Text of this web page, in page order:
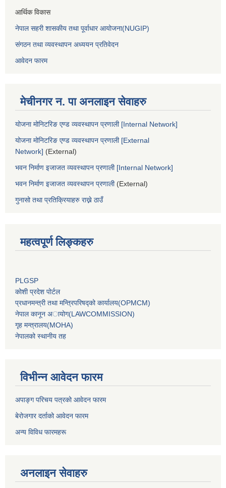
आर्थिक विकास
नेपाल सहरी शासकीय तथा पूर्वाधार आयोजना(NUGIP)
संगठन तथा व्यवस्थापन अध्ययन प्रतिवेदन
आवेदन फारम
मेचीनगर न. पा अनलाइन सेवाहरु
योजना मोनिटरिङ एण्ड व्यवस्थापन प्रणाली [Internal Network]
योजना मोनिटरिङ एण्ड व्यवस्थापन प्रणाली [External
Network] (External)
भवन निर्माण इजाजत व्यवस्थापन प्रणाली [Internal Network]
भवन निर्माण इजाजत व्यवस्थापन प्रणाली(External)
गुनासो तथा प्रतिक्रियाहरु राख्ने ठाउँ
महत्वपूर्ण लिङ्कहरु
PLGSP
कोशी प्रदेश पोर्टल
प्रधानमन्‍त्री तथा मन्‍त्रिपरिषद्को कार्यालय(OPMCM)
नेपाल कानून अायोग(LAWCOMMISSION)
गृह मन्‍त्रालय(MOHA)
नेपालको स्थानीय तह
विभीन्न आवेदन फारम
अपाङ्ग परिचय पत्रको आवेदन फारम
बेरोजगार दर्ताको आवेदन फारम
अन्य विविध फारमहरू
अनलाइन सेवाहरु